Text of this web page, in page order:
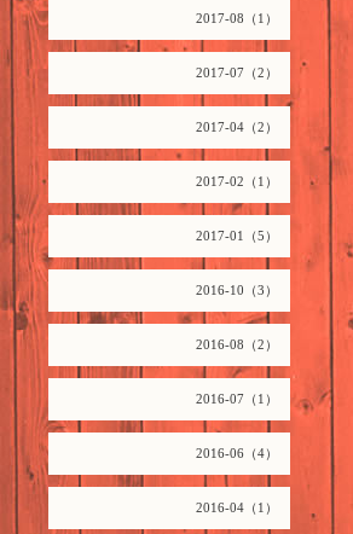
2017-08（1）
2017-07（2）
2017-04（2）
2017-02（1）
2017-01（5）
2016-10（3）
2016-08（2）
2016-07（1）
2016-06（4）
2016-04（1）